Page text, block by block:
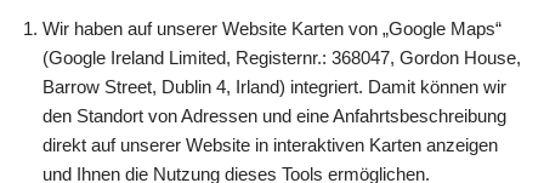
Wir haben auf unserer Website Karten von „Google Maps“
(Google Ireland Limited, Registernr.: 368047, Gordon House,
Barrow Street, Dublin 4, Irland) integriert. Damit können wir
den Standort von Adressen und eine Anfahrtsbeschreibung
direkt auf unserer Website in interaktiven Karten anzeigen
und Ihnen die Nutzung dieses Tools ermöglichen.